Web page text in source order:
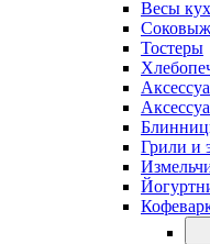
Весы
Тостеры
Грили и